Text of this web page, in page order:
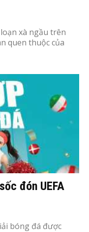
xà ngầu trên
quen thuộc của
đón UEFA
bóng đá được